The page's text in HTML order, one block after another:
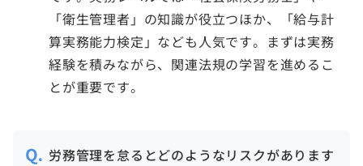
「衛生管理者」の知識が役立つほか、「給与計
算実務能力検定」なども人気です。まずは実務
経験を積みながら、関連法規の学習を進めるこ
とが重要です。
労務管理を怠るとどのようなリスクがあります